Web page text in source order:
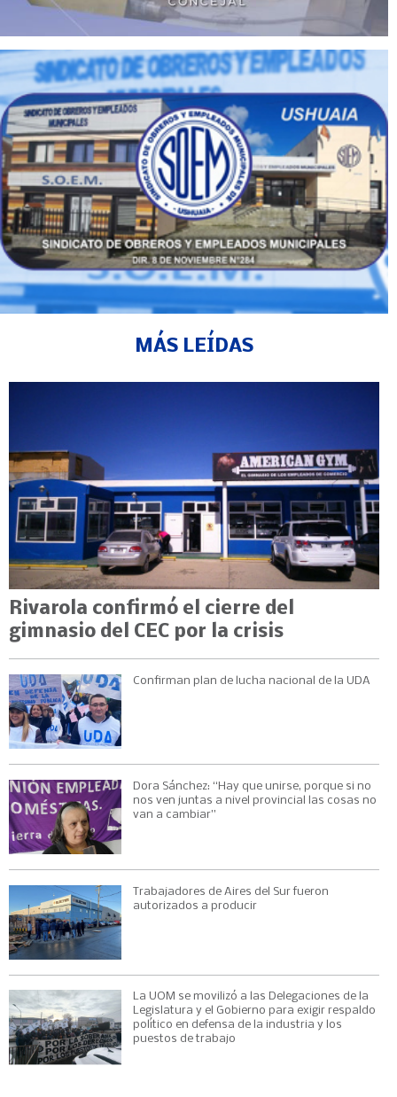
MÁS LEÍDAS
Rivarola confirmó el cierre del
gimnasio del CEC por la crisis
Confirman plan de lucha nacional de la UDA
Dora Sánchez: “Hay que unirse, porque si no
nos ven juntas a nivel provincial las cosas no
van a cambiar”
Trabajadores de Aires del Sur fueron
autorizados a producir
La UOM se movilizó a las Delegaciones de la
Legislatura y el Gobierno para exigir respaldo
político en defensa de la industria y los
puestos de trabajo